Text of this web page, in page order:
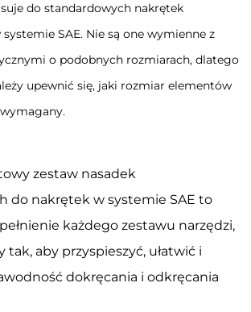
do standardowych nakrętek
SAE. Nie są one wymienne z
o podobnych rozmiarach, dlatego
upewnić się, jaki rozmiar elementów
zestaw nasadek
do nakrętek w systemie SAE to
każdego zestawu narzędzi,
aby przyspieszyć, ułatwić i
dokręcania i odkręcania